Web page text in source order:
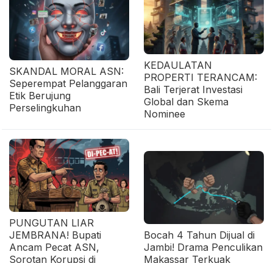
SKANDAL MORAL ASN:
Seperempat Pelanggaran
Etik Berujung
Perselingkuhan
KEDAULATAN
PROPERTI TERANCAM:
Bali Terjerat Investasi
Global dan Skema
Nominee
PUNGUTAN LIAR
JEMBRANA! Bupati
Ancam Pecat ASN,
Sorotan Korupsi di
Bocah 4 Tahun Dijual di
Jambi! Drama Penculikan
Makassar Terkuak